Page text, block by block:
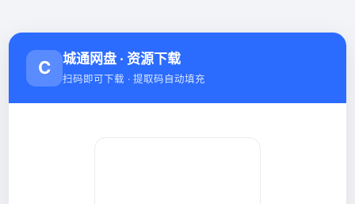
C 城通网盘 · 资源下载
扫码即可下载 · 提取码自动填充